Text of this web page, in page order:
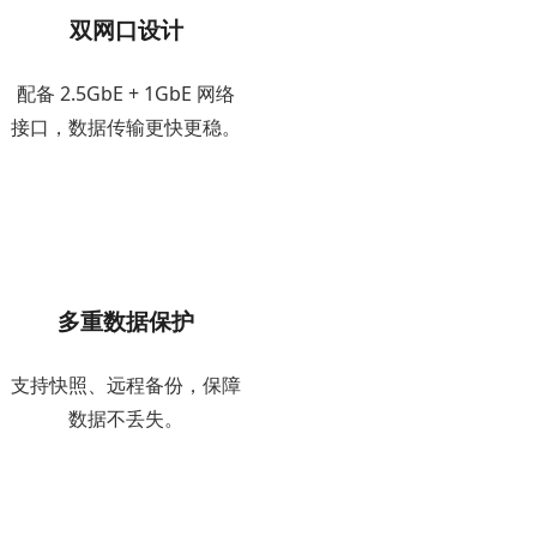
双网口设计
配备 2.5GbE + 1GbE 网络
接口，数据传输更快更稳。
多重数据保护
支持快照、远程备份，保障
数据不丢失。